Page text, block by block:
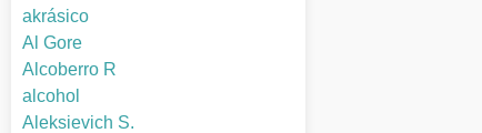
akrásico
Al Gore
Alcoberro R
alcohol
Aleksievich S.